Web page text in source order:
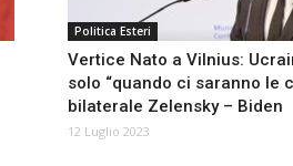
Politica Esteri
Vertice Nato a Vilnius:
solo “quando ci saranno le
bilaterale Zelensky – Biden
12 Luglio 2023